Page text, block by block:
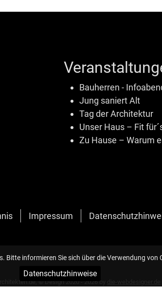
informieren Sie sich über die Verwendung
Datenschutzhinweise
Bauherren -
Jung saniert Alt
Tag der Architektur
Unser Haus – Fit
Zu Hause – Warum
Impressum
© Design 2020 - 2026 by die-webdesigner.de